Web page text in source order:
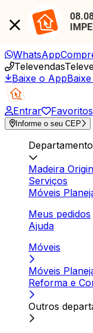
WhatsApp
Televendas
Baixe o App
Entrar Favoritos
Informe o seu CEP
Madeira
Serviços
Móveis
Meus pedidos
Ajuda
Móveis
Móveis
Reforma e
Outros